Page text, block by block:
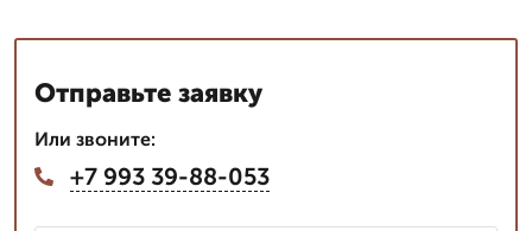
Отправьте заявку
Или звоните:
+7 993 39-88-053